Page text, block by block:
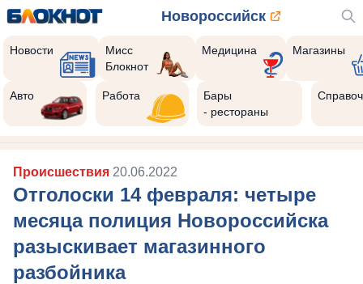
Новороссийск
Новости
Мисс
Блокнот
Медицина Магазины
Авто Работа
Бары
- рестораны
Происшествия 20.06.2022
Отголоски 14 февраля: четыре
месяца полиция Новороссийска
разыскивает магазинного
разбойника